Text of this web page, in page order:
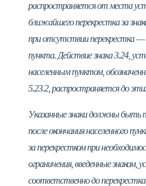
распространяется от места
ближайшего перекрестка за
при отсутствии перекрестка —
пункта. Действие знака 3.24,
населенным пунктом,
5.23.2, распространяется до
Указанные знаки должны быть
после окончания населенного
за перекрестком при
ограничения, введенные знаком,
соответственно до перекрестка